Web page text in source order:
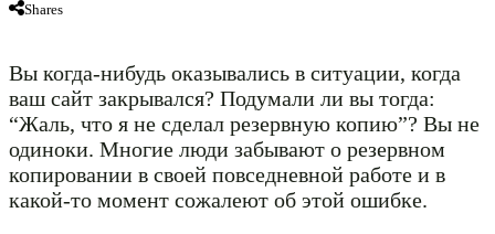
Shares
Вы когда-нибудь оказывались в ситуации, когда
ваш сайт закрывался? Подумали ли вы тогда:
“Жаль, что я не сделал резервную копию”? Вы не
одиноки. Многие люди забывают о резервном
копировании в своей повседневной работе и в
какой-то момент сожалеют об этой ошибке.